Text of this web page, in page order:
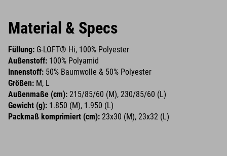
Material & Specs
Füllung: G-LOFT® Hi, 100% Polyester
Außenstoff: 100% Polyamid
Innenstoff: 50% Baumwolle & 50% Polyester
Größen: M, L
Außenmaße (cm): 215/85/60 (M), 230/85/60 (L)
Gewicht (g): 1.850 (M), 1.950 (L)
Packmaß komprimiert (cm): 23x30 (M), 23x32 (L)